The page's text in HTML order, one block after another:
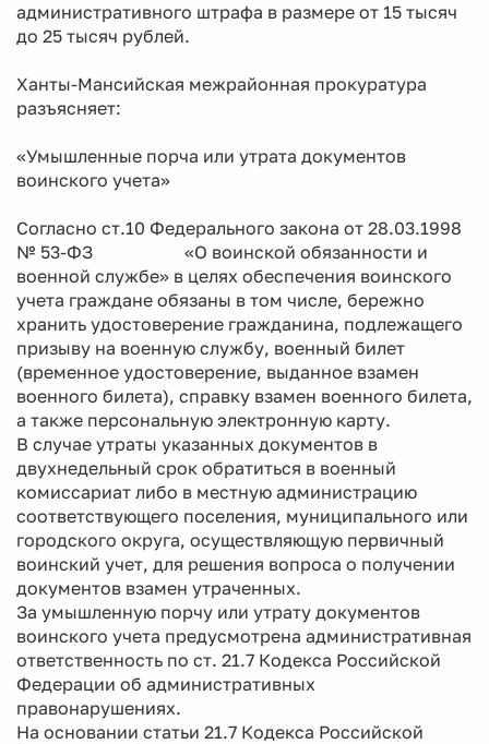
административного штрафа в размере от 15 тысяч
до 25 тысяч рублей.
Ханты-Мансийская межрайонная прокуратура
разъясняет:
«Умышленные порча или утрата документов
воинского учета»
Согласно ст.10 Федерального закона от 28.03.1998
№ 53-ФЗ «О воинской обязанности и
военной службе» в целях обеспечения воинского
учета граждане обязаны в том числе, бережно
хранить удостоверение гражданина, подлежащего
призыву на военную службу, военный билет
(временное удостоверение, выданное взамен
военного билета), справку взамен военного билета,
а также персональную электронную карту.
В случае утраты указанных документов в
двухнедельный срок обратиться в военный
комиссариат либо в местную администрацию
соответствующего поселения, муниципального или
городского округа, осуществляющую первичный
воинский учет, для решения вопроса о получении
документов взамен утраченных.
За умышленную порчу или утрату документов
воинского учета предусмотрена административная
ответственность по ст. 21.7 Кодекса Российской
Федерации об административных
правонарушениях.
На основании статьи 21.7 Кодекса Российской